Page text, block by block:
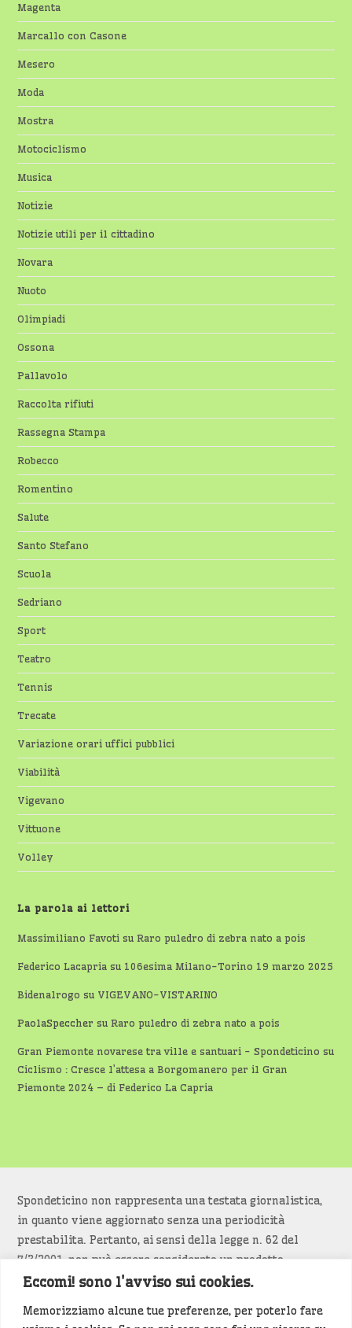
Eccomi! sono l'avviso sui cookies.
Memorizziamo alcune tue preferenze, per poterlo fare
Magenta
Marcallo con Casone
Mesero
Moda
Mostra
Motociclismo
Musica
Notizie
Notizie utili per il cittadino
Novara
Nuoto
Olimpiadi
Ossona
Pallavolo
Raccolta rifiuti
Rassegna Stampa
Robecco
Romentino
Salute
Santo Stefano
Scuola
Sedriano
Sport
Teatro
Tennis
Trecate
Variazione orari uffici pubblici
Viabilità
Vigevano
Vittuone
Volley
La parola ai lettori
Massimiliano Favoti suRaro puledro di zebra nato a pois
Federico Lacapria su 106esima Milano-Torino 19 marzo 2025
Bidenalrogo su VIGEVANO-VISTARINO
PaolaSpeccher suRaro puledro di zebra nato a pois
Gran Piemonte novarese tra ville e santuari - Spondeticino su
Ciclismo : Cresce l’attesa a Borgomanero per il Gran
Piemonte 2024 – di Federico La Capria
Spondeticino non rappresenta una testata giornalistica,
in quanto viene aggiornato senza una periodicità
prestabilita. Pertanto, ai sensi della legge n. 62 del
7/3/2001, non può essere considerato un prodotto
editoriale.
Siamo attenti a non violare copyright e diritti